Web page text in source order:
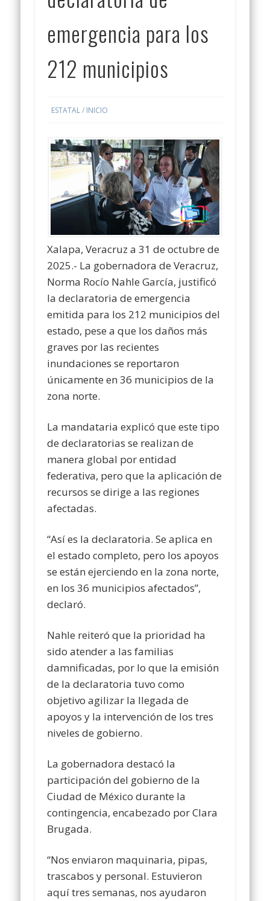
emergencia para los
212 municipios
ESTATAL/ INICIO
Xalapa, Veracruz a 31 de octubre de
2025.- La gobernadora de Veracruz,
Norma Rocío Nahle García, justificó
la declaratoria de emergencia
emitida para los 212 municipios del
estado, pese a que los daños más
graves por las recientes
inundaciones se reportaron
únicamente en 36 municipios de la
zona norte.
La mandataria explicó que este tipo
de declaratorias se realizan de
manera global por entidad
federativa, pero que la aplicación de
recursos se dirige a las regiones
afectadas.
“Así es la declaratoria. Se aplica en
el estado completo, pero los apoyos
se están ejerciendo en la zona norte,
en los 36 municipios afectados”,
declaró.
Nahle reiteró que la prioridad ha
sido atender a las familias
damnificadas, por lo que la emisión
de la declaratoria tuvo como
objetivo agilizar la llegada de
apoyos y la intervención de los tres
niveles de gobierno.
La gobernadora destacó la
participación del gobierno de la
Ciudad de México durante la
contingencia, encabezado por Clara
Brugada.
“Nos enviaron maquinaria, pipas,
trascabos y personal. Estuvieron
aquí tres semanas, nos ayudaron